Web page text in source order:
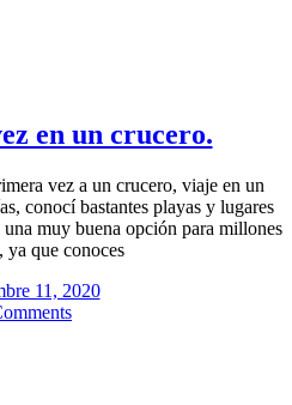
en un crucero.
vez a un crucero, viaje en un
conocí bastantes playas y lugares
muy buena opción para millones
ya que conoces
11, 2020